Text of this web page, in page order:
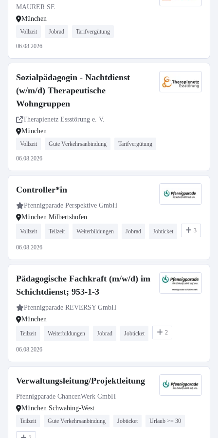
MAURER SE
München
Vollzeit Jobrad Tarifvergütung
06.08.2026
Sozialpädagogin - Nachtdienst
(w/m/d) Therapeutische
Wohngruppen
Therapienetz Essstörung e. V.
München
Vollzeit Gute Verkehrsanbindung Tarifvergütung
06.08.2026
Controller*in
Pfennigparade Perspektive GmbH
München Milbertshofen
Vollzeit Teilzeit Weiterbildungen Jobrad Jobticket 3
06.08.2026
Pädagogische Fachkraft (m/w/d) im
Schichtdienst; 953-1-3
Pfennigparade REVERSY GmbH
München
Teilzeit Weiterbildungen Jobrad Jobticket 2
06.08.2026
Verwaltungsleitung/Projektleitung
Pfennigparade ChancenWerk GmbH
München Schwabing-West
Teilzeit Gute Verkehrsanbindung Jobticket Urlaub >= 30